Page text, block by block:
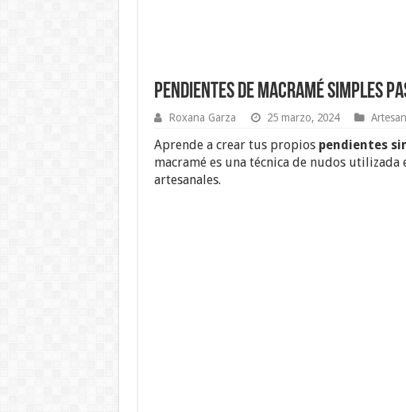
Pendientes de Macramé Simples
Roxana Garza 25 marzo, 2024
Aprende a crear tus propios pendientes
macramé es una técnica de nudos utilizada
artesanales.